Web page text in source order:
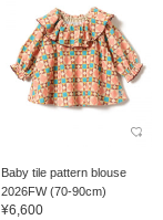
Baby tile pattern blouse
2026FW (70-90cm)
¥6,600